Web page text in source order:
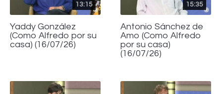
13:15
Yaddy González
(Como Alfredo por su
casa) (16/07/26)
15:35
Antonio Sánchez de
Amo (Como Alfredo
por su casa)
(16/07/26)